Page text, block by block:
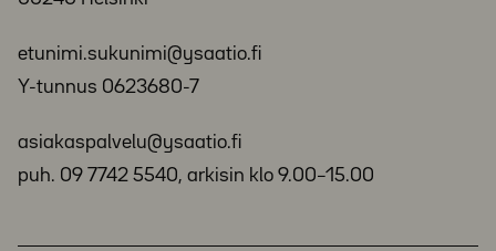
etunimi.sukunimi@ysaatio.fi
Y-tunnus 0623680-7
asiakaspalvelu@ysaatio.fi
puh. 09 7742 5540, arkisin klo 9.00–15.00